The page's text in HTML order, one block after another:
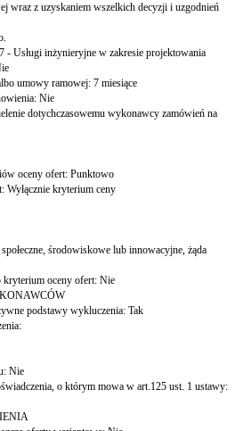
wraz z uzyskaniem wszelkich decyzji i uzgodnień
- Usługi inżynieryjne w zakresie projektowania
umowy ramowej: 7 miesiące
Nie
dotychczasowemu wykonawcy zamówień na
oceny ofert: Punktowo
Wyłącznie kryterium ceny
środowiskowe lub innowacyjne, żąda
oceny ofert: Nie
podstawy wykluczenia: Tak
Nie
o którym mowa w art.125 ust. 1 ustawy: